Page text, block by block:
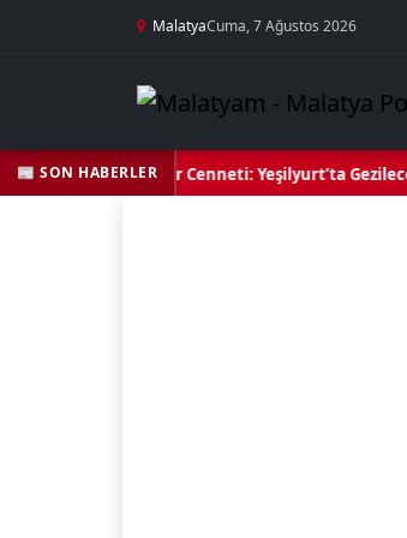
MalatyaCuma, 7 Ağustos 2026
📰 SON HABERLER
Yeşil Kalbi ve Kültür Cenneti: Yeşilyurt’ta